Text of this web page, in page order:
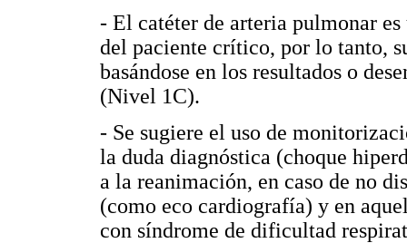
- El catéter de arteria pulmonar
del paciente crítico, por lo tanto,
basándose en los resultados o
(Nivel 1C).
- Se sugiere el uso de
la duda diagnóstica (choque
a la reanimación, en caso de no
(como eco cardiografía) y en
con síndrome de dificultad